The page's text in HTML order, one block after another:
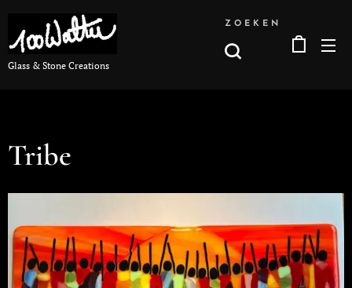
Glass & Stone Creations
ZOEKEN
Tribe